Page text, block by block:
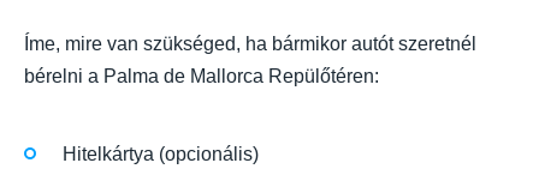
Íme, mire van szükséged, ha bármikor autót szeretnél
bérelni a Palma de Mallorca Repülőtéren:
Hitelkártya (opcionális)